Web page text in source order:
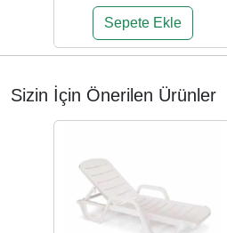
Sepete Ekle
Sizin İçin Önerilen Ürünler